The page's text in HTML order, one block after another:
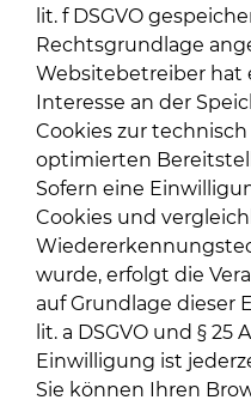
lit. f DSGVO
Rechtsgrundlage
Websitebetreiber hat
Interesse an der
Cookies zur
optimierten
Sofern eine
Cookies und
wurde, erfolgt die
auf Grundlage dieser
lit. a DSGVO und § 25
Einwilligung ist
Sie können Ihren